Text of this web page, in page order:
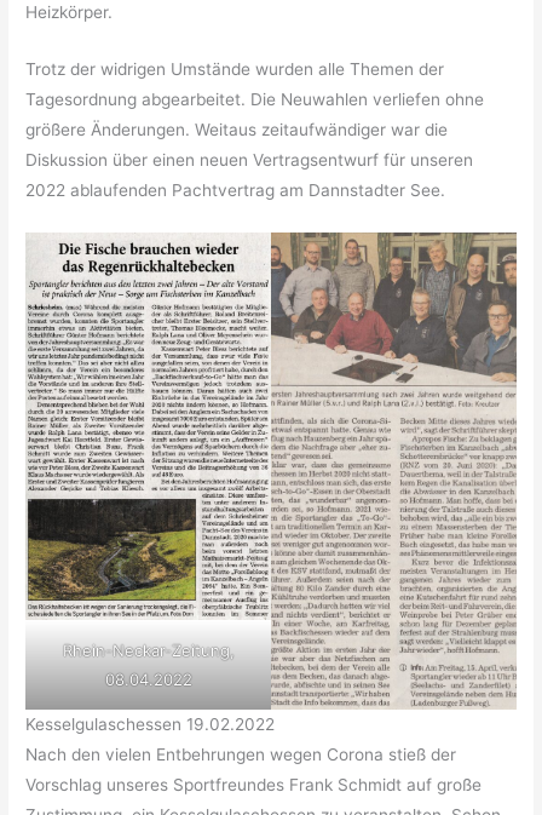
Heizkörper.
Trotz der widrigen Umstände wurden alle Themen der
Tagesordnung abgearbeitet. Die Neuwahlen verliefen ohne
größere Änderungen. Weitaus zeitaufwändiger war die
Diskussion über einen neuen Vertragsentwurf für unseren
2022 ablaufenden Pachtvertrag am Dannstadter See.
Rhein-Neckar-Zeitung,
08.04.2022
Kesselgulaschessen 19.02.2022
Nach den vielen Entbehrungen wegen Corona stieß der
Vorschlag unseres Sportfreundes Frank Schmidt auf große